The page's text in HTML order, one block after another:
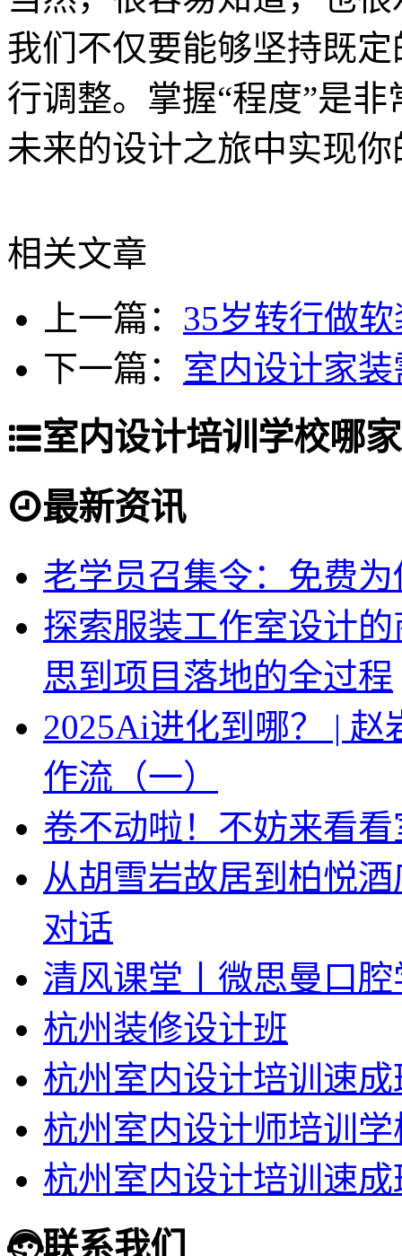
我们不仅要能够坚持既
行调整。掌握“程度”是
未来的设计之旅中实现
相关文章
上一篇： 35岁转行做
下一篇： 室内设计家
室内设计培训学校哪
最新资讯
老学员召集令：免费
探索服装工作室设计
思到项目落地的全过程
2025Ai进化到哪？ |
作流（一）
卷不动啦！不妨来看
从胡雪岩故居到柏悦
对话
清风课堂丨微思曼口
杭州装修设计班
杭州室内设计培训速成
杭州室内设计师培训
杭州室内设计培训速成
联系我们